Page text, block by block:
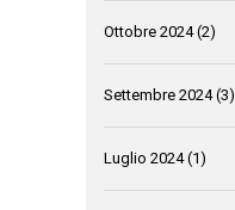
Ottobre 2024(2)
Settembre 2024(3)
Luglio 2024(1)